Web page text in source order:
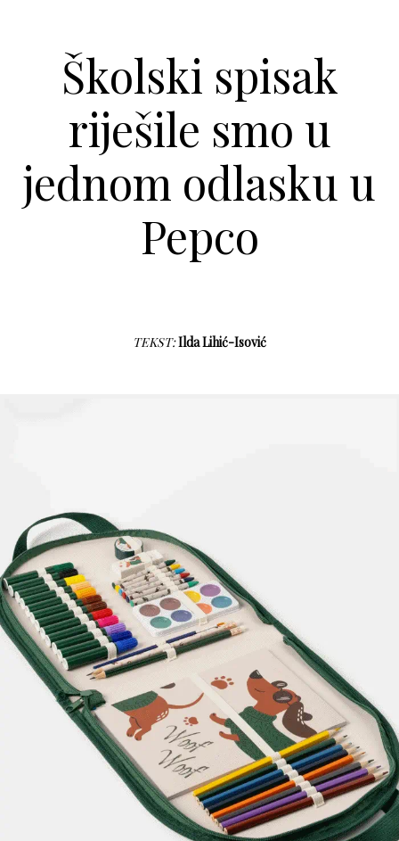
Školski spisak
riješile smo u
jednom odlasku u
Pepco
TEKST:Ilda Lihić-Isović